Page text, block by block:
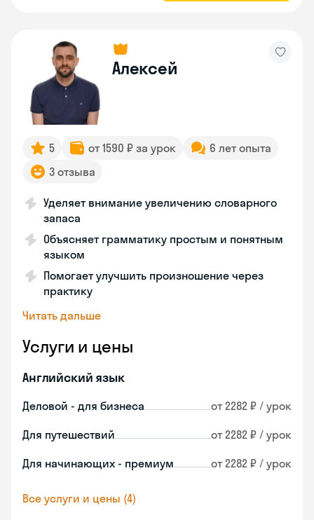
Алексей
5 от 1590 ₽ за урок
6 лет опыта
3 отзыва
Уделяет внимание увеличению словарного
запаса
Объясняет грамматику простым и понятным
языком
Помогает улучшить произношение через
практику
Читать дальше
Услуги и цены
Английский язык
Деловой - для бизнеса от 2282 ₽ / урок
Для путешествий от 2282 ₽ / урок
Для начинающих - премиум от 2282 ₽ / урок
Все услуги и цены (4)